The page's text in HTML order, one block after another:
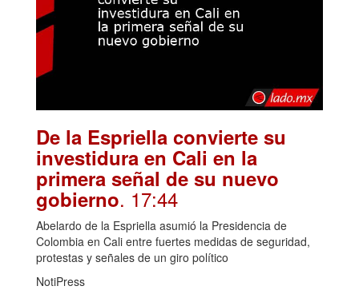
De la Espriella convierte su
investidura en Cali en la
primera señal de su nuevo
gobierno. 17:44
Abelardo de la Espriella asumió la Presidencia de
Colombia en Cali entre fuertes medidas de seguridad,
protestas y señales de un giro político
NotiPress